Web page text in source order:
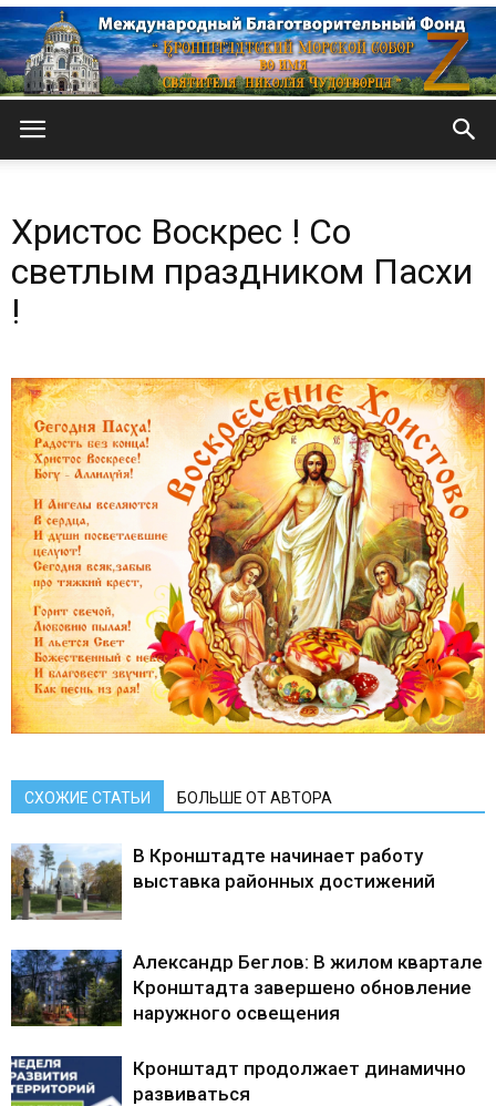
Морской
Христос Воскрес ! Со
светлым праздником Пасхи
!
СХОЖИЕ СТАТЬИ БОЛЬШЕ ОТ АВТОРА
В Кронштадте начинает работу
выставка районных достижений
Александр Беглов: В жилом квартале
Кронштадта завершено обновление
наружного освещения
Кронштадт продолжает динамично
развиваться